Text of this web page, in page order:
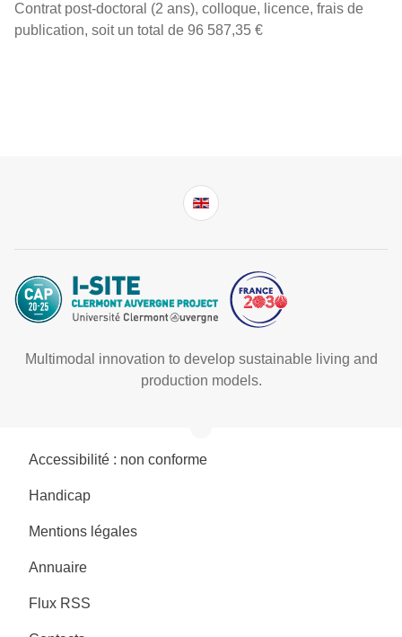
Contrat post-doctoral (2 ans), colloque, licence, frais de
publication, soit un total de 96 587,35 €
Multimodal innovation to develop sustainable living and
production models.
Accessibilité : non conforme
Handicap
Mentions légales
Annuaire
Flux RSS